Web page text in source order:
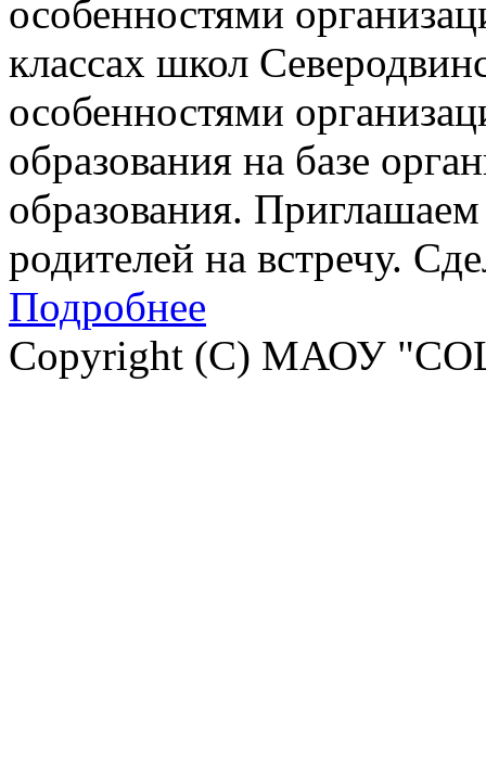
особенностями
классах школ
особенностями
образования на базе
образования.
родителей на встречу.
Подробнее
Copyright (C) МАОУ